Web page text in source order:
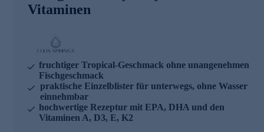
Vitaminen
fruchtiger Tropical-Geschmack ohne unangenehmen
Fischgeschmack
praktische Einzelblister für unterwegs, ohne Wasser
einnehmbar
hochwertige Rezeptur mit EPA, DHA und den
Vitaminen A, D3, E, K2